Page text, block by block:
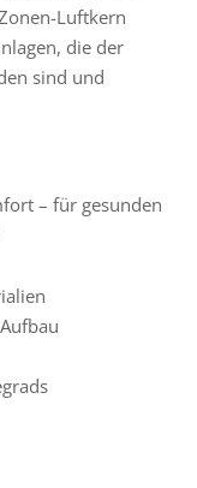
Luftkern
die der
sind und
– für gesunden